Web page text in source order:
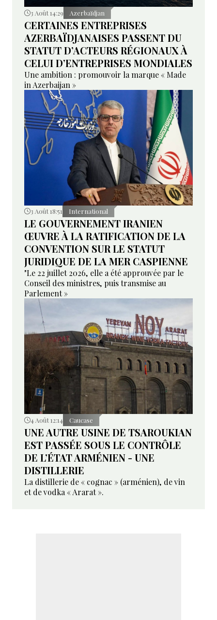
3 Août 14:29 Azerbaïdjan
CERTAINES ENTREPRISES
AZERBAÏDJANAISES PASSENT DU
STATUT D’ACTEURS RÉGIONAUX À
CELUI D’ENTREPRISES MONDIALES
Une ambition : promouvoir la marque « Made
in Azerbaijan »
3 Août 18:51 International
LE GOUVERNEMENT IRANIEN
ŒUVRE À LA RATIFICATION DE LA
CONVENTION SUR LE STATUT
JURIDIQUE DE LA MER CASPIENNE
"Le 22 juillet 2026, elle a été approuvée par le
Conseil des ministres, puis transmise au
Parlement »
4 Août 12:14 Caucase
UNE AUTRE USINE DE TSAROUKIAN
EST PASSÉE SOUS LE CONTRÔLE
DE L’ÉTAT ARMÉNIEN - UNE
DISTILLERIE
La distillerie de « cognac » (arménien), de vin
et de vodka « Ararat ».